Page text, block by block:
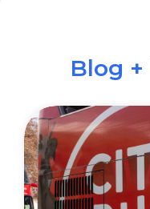
Blog +